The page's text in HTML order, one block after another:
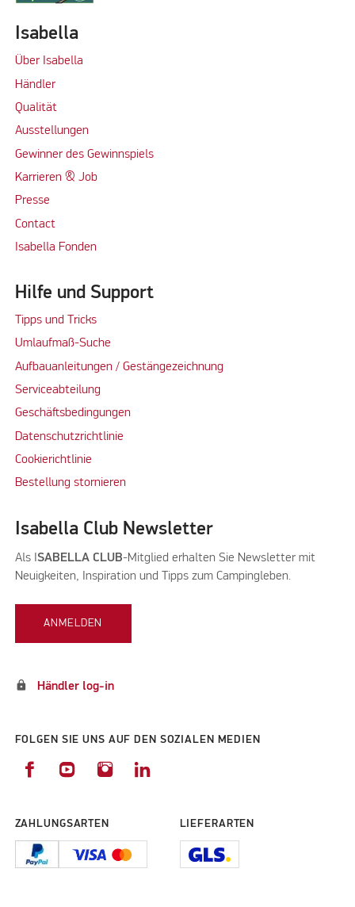
Isabella
Über Isabella
Händler
Qualität
Ausstellungen
Gewinner des Gewinnspiels
Karrieren & Job
Presse
Contact
Isabella Fonden
Hilfe und Support
Tipps und Tricks
Umlaufmaß-Suche
Aufbauanleitungen / Gestängezeichnung
Serviceabteilung
Geschäftsbedingungen
Datenschutzrichtlinie
Cookierichtlinie
Bestellung stornieren
Isabella Club Newsletter
Als I SABELLA CLUB-Mitglied erhalten Sie Newsletter mit
Neuigkeiten, Inspiration und Tipps zum Campingleben.
ANMELDEN
lock Händler log-in
FOLGEN SIE UNS AUF DEN SOZIALEN MEDIEN
ZAHLUNGSARTEN LIEFERARTEN